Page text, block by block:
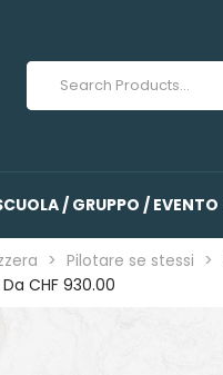
/ GRUPPO / EVENTO
> Pilotare se stessi >
CHF 930.00